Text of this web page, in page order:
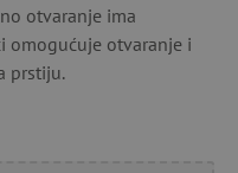
otvaranje ima
omogućuje otvaranje i
prstiju.